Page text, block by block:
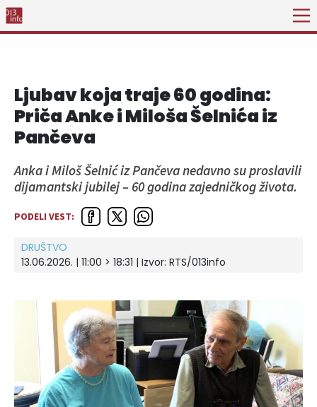
Ljubav koja traje 60 godina:
Priča Anke i Miloša Šelnića iz
Pančeva
Anka i Miloš Šelnić iz Pančeva nedavno su proslavili
dijamantski jubilej – 60 godina zajedničkog života.
PODELI VEST:
DRUŠTVO
13.06.2026. | 11:00 > 18:31 | Izvor: RTS/013info